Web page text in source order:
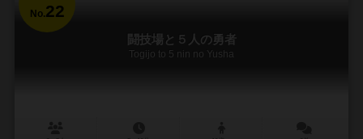
No.22
闘技場と５人の勇者
Togijo to 5 nin no Yusha